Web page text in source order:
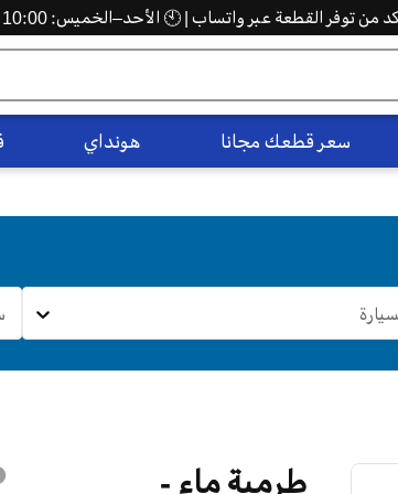
القطعة عبر واتساب | 🕙 الأحد–الخميس: 10:00 ص – 5:00 م
سعر قطعك مجانا هونداي
طرمبة ماء -